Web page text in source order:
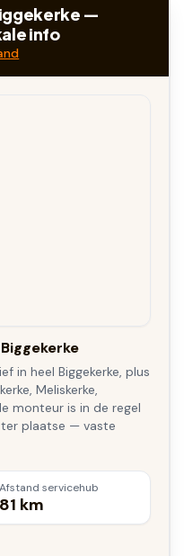
—
info
in heel Biggekerke, plus
Meliskerke,
monteur is in de regel
plaatse — vaste
Afstand servicehub
81 km